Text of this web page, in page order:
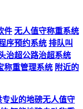
件 无人值守称重系统
序预约系统 排队叫
治超公路治超系统
称重管理系统 附近的
业的地磅无人值守